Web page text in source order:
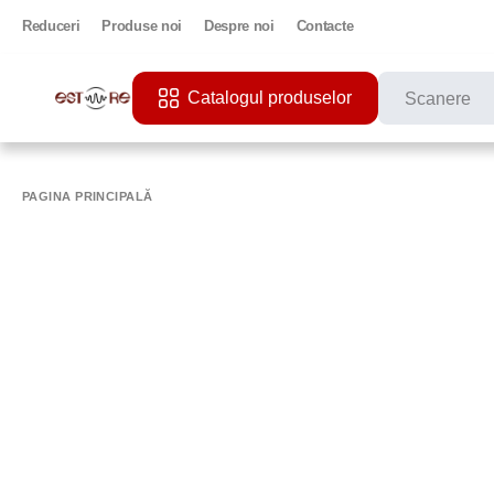
Reduceri Produse noi Despre noi Contacte
Catalogul produselor
PAGINA PRINCIPALĂ